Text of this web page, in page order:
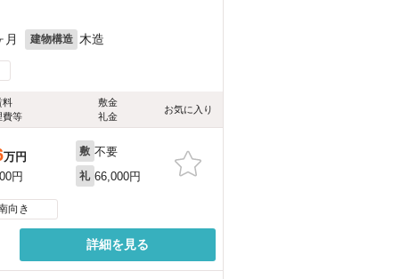
月 建物構造 木造
料
費等
敷金
礼金
お気に入り
万円
円
敷 不要
礼 66,000円
向き
詳細を見る